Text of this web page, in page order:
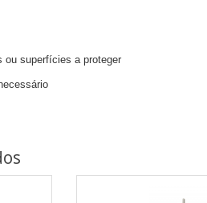
ou superfícies a proteger